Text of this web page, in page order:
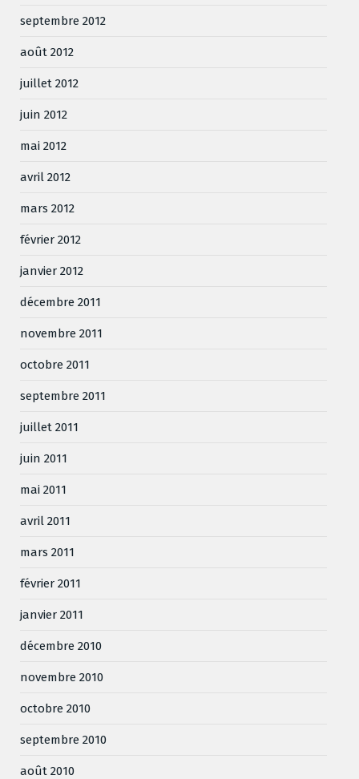
septembre 2012
août 2012
juillet 2012
juin 2012
mai 2012
avril 2012
mars 2012
février 2012
janvier 2012
décembre 2011
novembre 2011
octobre 2011
septembre 2011
juillet 2011
juin 2011
mai 2011
avril 2011
mars 2011
février 2011
janvier 2011
décembre 2010
novembre 2010
octobre 2010
septembre 2010
août 2010